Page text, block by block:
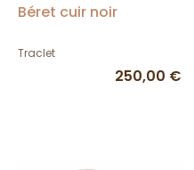
Béret cuir noir
Traclet
250,00 €